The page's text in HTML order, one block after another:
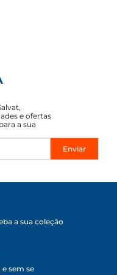
e ofertas
a sua
Enviar
a sua coleção
sem se